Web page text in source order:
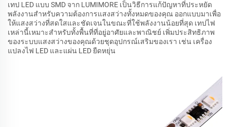
เทป LED แบบ SMD จาก LUMIMORE เป็นวิธีการแก้ปัญหาที่ประหยัด
พลังงานสำหรับความต้องการแสงสว่างทั้งหมดของคุณ ออกแบบมาเพื่อ
ให้แสงสว่างที่สดใสและชัดเจนในขณะที่ใช้พลังงานน้อยที่สุด เทปไฟ
เหล่านี้เหมาะสำหรับทั้งพื้นที่ที่อยู่อาศัยและพาณิชย์ เพิ่มประสิทธิภาพ
ของระบบแสงสว่างของคุณด้วยชุดอุปกรณ์เสริมของเรา เช่น เครื่อง
แปลงไฟ LED และแผ่น LED ยืดหยุ่น